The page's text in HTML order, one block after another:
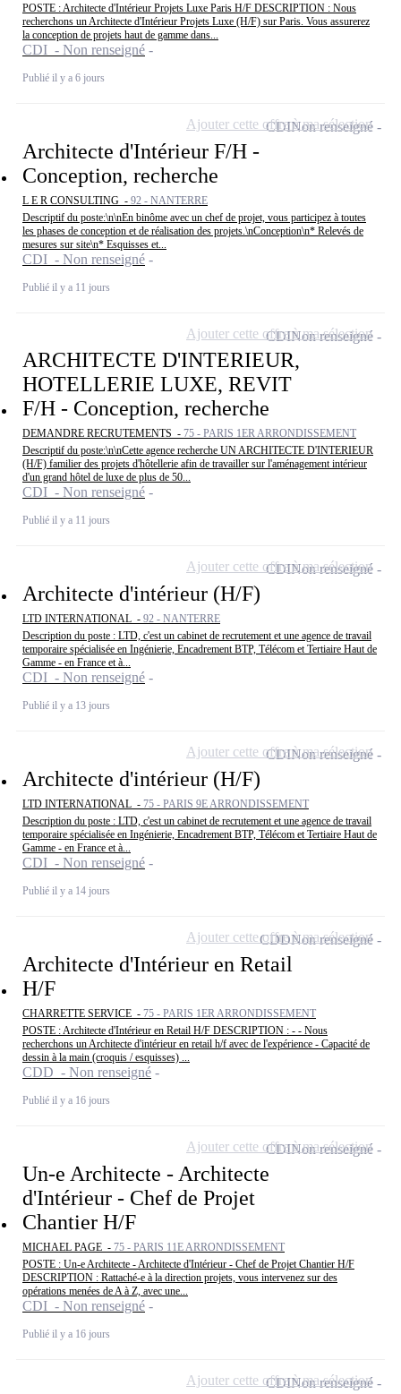
POSTE : Architecte d'Intérieur Projets Luxe Paris H/F DESCRIPTION : Nous
recherchons un Architecte d'Intérieur Projets Luxe (H/F) sur Paris. Vous assurerez
la conception de projets haut de gamme dans...
CDI - Non renseigné
Publié il y a 6 jours
Architecte d'Intérieur F/H -
Conception, recherche
L E R CONSULTING - 92 - NANTERRE
Descriptif du poste:\n\nEn binôme avec un chef de projet, vous participez à toutes
les phases de conception et de réalisation des projets.\nConception\n* Relevés de
mesures sur site\n* Esquisses et...
CDI - Non renseigné
Publié il y a 11 jours
CDINon renseigné
Ajouter cette offre à ma sélection
ARCHITECTE D'INTERIEUR,
HOTELLERIE LUXE, REVIT
F/H - Conception, recherche
DEMANDRE RECRUTEMENTS - 75 - PARIS 1ER ARRONDISSEMENT
Descriptif du poste:\n\nCette agence recherche UN ARCHITECTE D'INTERIEUR
(H/F) familier des projets d'hôtellerie afin de travailler sur l'aménagement intérieur
d'un grand hôtel de luxe de plus de 50...
CDI - Non renseigné
Publié il y a 11 jours
CDINon renseigné
Ajouter cette offre à ma sélection
Architecte d'intérieur (H/F)
LTD INTERNATIONAL - 92 - NANTERRE
Description du poste : LTD, c'est un cabinet de recrutement et une agence de travail
temporaire spécialisée en Ingénierie, Encadrement BTP, Télécom et Tertiaire Haut de
Gamme - en France et à...
CDI - Non renseigné
Publié il y a 13 jours
CDINon renseigné
Ajouter cette offre à ma sélection
Architecte d'intérieur (H/F)
LTD INTERNATIONAL - 75 - PARIS 9E ARRONDISSEMENT
Description du poste : LTD, c'est un cabinet de recrutement et une agence de travail
temporaire spécialisée en Ingénierie, Encadrement BTP, Télécom et Tertiaire Haut de
Gamme - en France et à...
CDI - Non renseigné
Publié il y a 14 jours
CDINon renseigné
Ajouter cette offre à ma sélection
Architecte d'Intérieur en Retail
H/F
CHARRETTE SERVICE - 75 - PARIS 1ER ARRONDISSEMENT
POSTE : Architecte d'Intérieur en Retail H/F DESCRIPTION : - - Nous
recherchons un Architecte d'intérieur en retail h/f avec de l'expérience - Capacité de
dessin à la main (croquis / esquisses) ...
CDD - Non renseigné
Publié il y a 16 jours
CDDNon renseigné
Ajouter cette offre à ma sélection
Un-e Architecte - Architecte
d'Intérieur - Chef de Projet
Chantier H/F
MICHAEL PAGE - 75 - PARIS 11E ARRONDISSEMENT
POSTE : Un-e Architecte - Architecte d'Intérieur - Chef de Projet Chantier H/F
DESCRIPTION : Rattaché-e à la direction projets, vous intervenez sur des
opérations menées de A à Z, avec une...
CDI - Non renseigné
Publié il y a 16 jours
CDINon renseigné
Ajouter cette offre à ma sélection
CDINon renseigné
Ajouter cette offre à ma sélection